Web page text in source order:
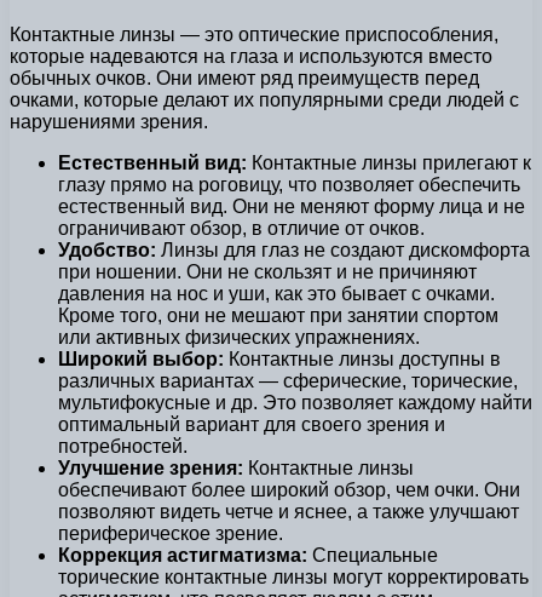
Контактные линзы — это оптические приспособления,
которые надеваются на глаза и используются вместо
обычных очков. Они имеют ряд преимуществ перед
очками, которые делают их популярными среди людей с
нарушениями зрения.
Естественный вид: Контактные линзы прилегают к
глазу прямо на роговицу, что позволяет обеспечить
естественный вид. Они не меняют форму лица и не
ограничивают обзор, в отличие от очков.
Удобство: Линзы для глаз не создают дискомфорта
при ношении. Они не скользят и не причиняют
давления на нос и уши, как это бывает с очками.
Кроме того, они не мешают при занятии спортом
или активных физических упражнениях.
Широкий выбор: Контактные линзы доступны в
различных вариантах — сферические, торические,
мультифокусные и др. Это позволяет каждому найти
оптимальный вариант для своего зрения и
потребностей.
Улучшение зрения: Контактные линзы
обеспечивают более широкий обзор, чем очки. Они
позволяют видеть четче и яснее, а также улучшают
периферическое зрение.
Коррекция астигматизма: Специальные
торические контактные линзы могут корректировать